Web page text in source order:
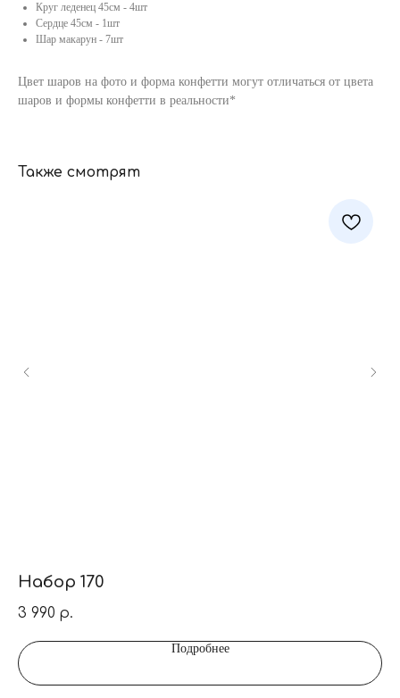
Круг леденец 45см - 4шт
Сердце 45см - 1шт
Шар макарун - 7шт
Цвет шаров на фото и форма конфетти могут отличаться от цвета
шаров и формы конфетти в реальности*
Также смотрят
Набор 170
3 990 р.
Подробнее